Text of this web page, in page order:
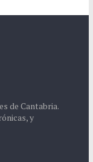
de Cantabria.
y